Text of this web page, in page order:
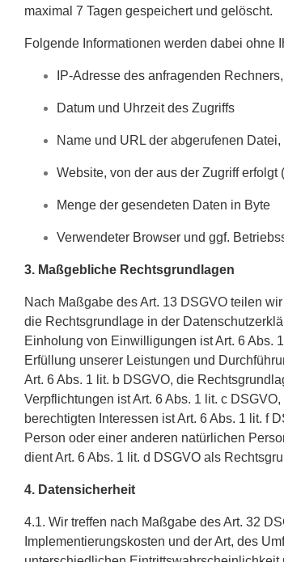
maximal 7 Tagen gespeichert und gelöscht.
Folgende Informationen werden dabei ohne
IP-Adresse des anfragenden Rechners,
Datum und Uhrzeit des Zugriffs
Name und URL der abgerufenen Datei,
Website, von der aus der Zugriff erfolgt
Menge der gesendeten Daten in Byte
Verwendeter Browser und ggf.
3. Maßgebliche Rechtsgrundlagen
Nach Maßgabe des Art. 13 DSGVO teilen
die Rechtsgrundlage in der
Einholung von Einwilligungen ist Art. 6 Abs.
Erfüllung unserer Leistungen und
Art. 6 Abs. 1 lit. b DSGVO, die
Verpflichtungen ist Art. 6 Abs. 1 lit. c
berechtigten Interessen ist Art. 6 Abs. 1 lit. f
Person oder einer anderen natürlichen
dient Art. 6 Abs. 1 lit. d DSGVO als
4. Datensicherheit
4.1. Wir treffen nach Maßgabe des Art. 32
Implementierungskosten und der Art, des